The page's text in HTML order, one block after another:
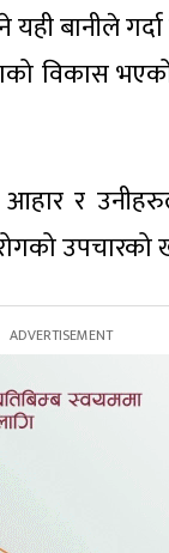
बानीले
विकास
र उनीहरुले